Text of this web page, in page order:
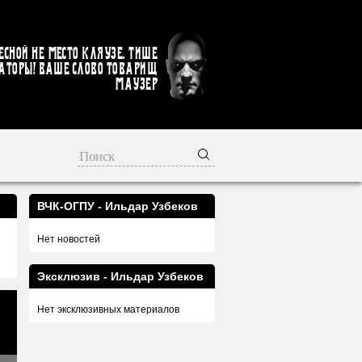
не место кляузе. Тише
Ваше слово товарищ
Маузер
ВЧК-ОГПУ - Ильдар Узбеков
Нет новостей
Эксклюзив - Ильдар Узбеков
Нет эксклюзивных материалов